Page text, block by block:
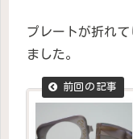
プレートが折れ
ました。